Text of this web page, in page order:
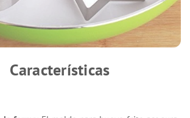
Características